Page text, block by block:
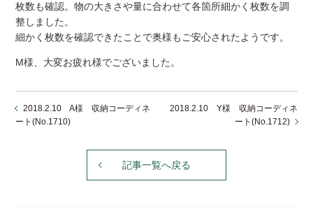
枚数も確認。物の大きさや量に合わせて各箇所細かく枚数を調
整しました。
細かく枚数を確認できたことで奥様もご安心されたようです。
M様、大変お疲れ様でございました。
2018.2.10 A様 収納コーディネ
ート(No.1710)
2018.2.10 Y様 収納コーディネ
ート(No.1712)
記事一覧へ戻る